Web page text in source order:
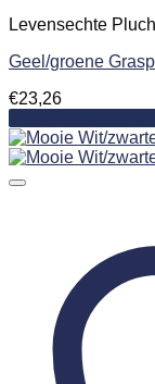
Levensechte
Geel/groene
€23,26